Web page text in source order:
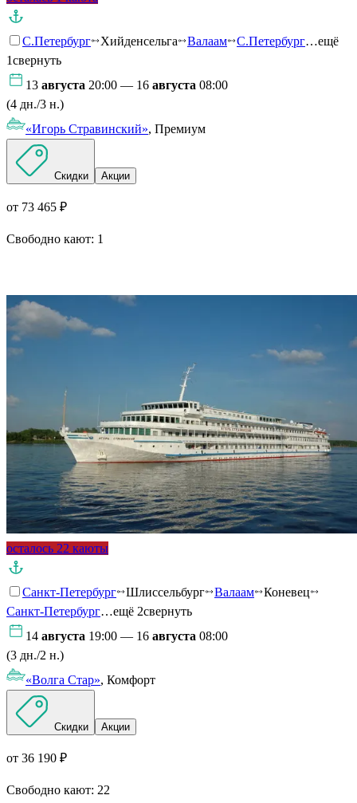
С.Петербург Хийденсельга Валаам С.Петербург…ещё
1свернуть
13 августа 20:00 — 16 августа 08:00
(4 дн./3 н.)
«Игорь Стравинский», Премиум
Скидки Акции
от 73 465 ₽
Свободно кают: 1
осталось 22 каюты
Санкт-Петербург Шлиссельбург Валаам
Коневец
Санкт-Петербург…ещё 2свернуть
14 августа 19:00 — 16 августа 08:00
(3 дн./2 н.)
«Волга Стар», Комфорт
Скидки Акции
от 36 190 ₽
Свободно кают: 22